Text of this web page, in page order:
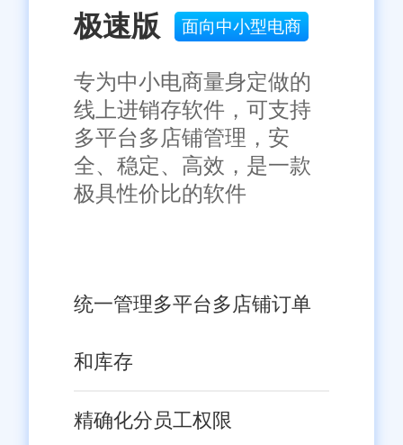
业中展现出了卓越的性能和广泛
的应用价值。通过优化订单处理
流程、提高处理效率和准确性、
优化库存管理、提升客户满意度
等方面，旺店通系统助力电商企
业实现了高效运营和可持续发
展。未来，随着电商市场的不断
加高效、智能的订单管理解决方
阳地区的电商企业将能够迎来更
免责声明：本网站尽可能确保发布信息的准确性与可靠性，但不能
嫌侵犯知识产权时，请及时与我们联系，并提供身份证明、权属证
极速版 面向中小型电商
专为中小电商量身定做的
线上进销存软件，可支持
多平台多店铺管理，安
全、稳定、高效，是一款
极具性价比的软件
统一管理多平台多店铺订单
和库存
精确化分员工权限